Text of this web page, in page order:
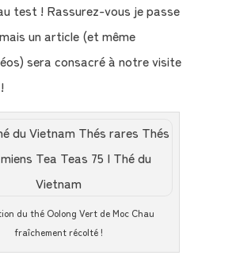
test ! Rassurez-vous je passe
un article (et même
sera consacré à notre visite
du thé Oolong Vert de Moc Chau
fraîchement récolté !